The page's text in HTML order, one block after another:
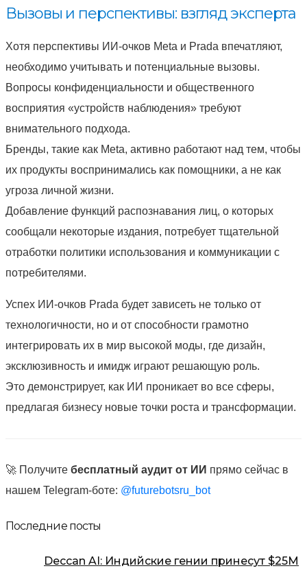
Вызовы и перспективы: взгляд эксперта
Хотя перспективы ИИ-очков Meta и Prada впечатляют,
необходимо учитывать и потенциальные вызовы.
Вопросы конфиденциальности и общественного
восприятия «устройств наблюдения» требуют
внимательного подхода.
Бренды, такие как Meta, активно работают над тем, чтобы
их продукты воспринимались как помощники, а не как
угроза личной жизни.
Добавление функций распознавания лиц, о которых
сообщали некоторые издания, потребует тщательной
отработки политики использования и коммуникации с
потребителями.
Успех ИИ-очков Prada будет зависеть не только от
технологичности, но и от способности грамотно
интегрировать их в мир высокой моды, где дизайн,
эксклюзивность и имидж играют решающую роль.
Это демонстрирует, как ИИ проникает во все сферы,
предлагая бизнесу новые точки роста и трансформации.
🚀 Получите бесплатный аудит от ИИ прямо сейчас в
нашем Telegram-боте: @futurebotsru_bot
Последние посты
Deccan AI: Индийские гении принесут $25М